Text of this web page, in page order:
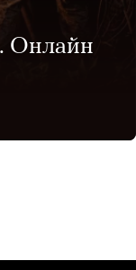
Онлайн